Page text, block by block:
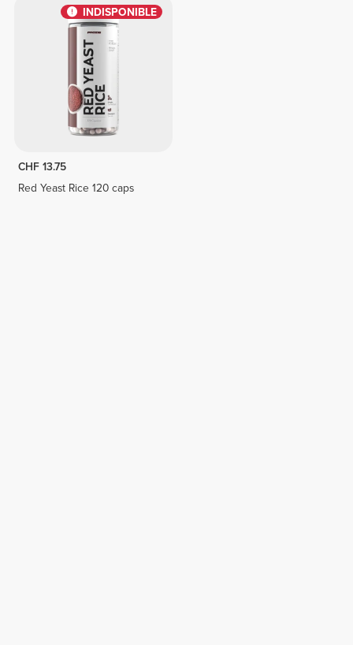
INDISPONIBLE
CHF 13.75
Red Yeast Rice 120 caps